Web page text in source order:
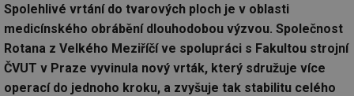
Spolehlivé vrtání do tvarových ploch je v oblasti
medicínského obrábění dlouhodobou výzvou. Společnost
Rotana z Velkého Meziříčí ve spolupráci s Fakultou strojní
ČVUT v Praze vyvinula nový vrták, který sdružuje více
operací do jednoho kroku, a zvyšuje tak stabilitu celého